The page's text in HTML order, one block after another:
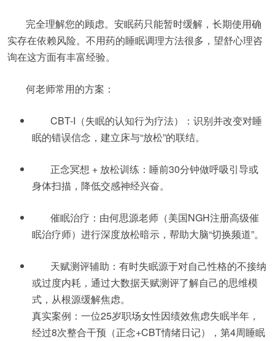
完全理解您的顾虑。安眠药只能暂时缓解，长期使用确
实存在依赖风险。不用药的睡眠调理方法很多，望舒心理咨
询在这方面有丰富经验。
何老师常用的方案：
CBT-I（失眠的认知行为疗法）：识别并改变对睡
眠的错误信念，建立床与“放松”的联结。
正念冥想 + 放松训练：睡前30分钟做呼吸引导或
身体扫描，降低交感神经兴奋。
催眠治疗：由何思源老师（美国NGH注册高级催
眠治疗师）进行深度放松暗示，帮助大脑“切换频道”。
天赋测评辅助：有时失眠源于对自己性格的不接纳
或过度内耗，通过大数据天赋测评了解自己的思维模
式，从根源缓解焦虑。
真实案例：一位25岁职场女性因绩效焦虑失眠半年，
经过8次整合干预（正念+CBT情绪日记），第4周睡眠